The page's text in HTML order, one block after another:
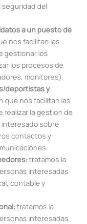
del
a un puesto de
nos facilitan las
gestionar los
los procesos de
monitores).
deportistas y
que nos facilitan las
realizar la gestión de
sobre
contactos y
tratamos la
interesadas
contable y
tratamos la
interesadas